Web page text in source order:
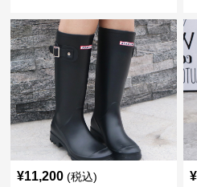
¥11,200 (税込) ¥